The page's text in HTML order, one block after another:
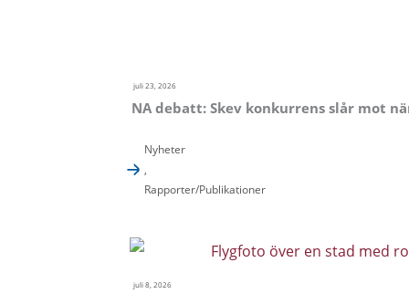
juli 23, 2026
NA debatt: Skev konkurrens slår mot
Nyheter
,
Rapporter/Publikationer
juli 8, 2026